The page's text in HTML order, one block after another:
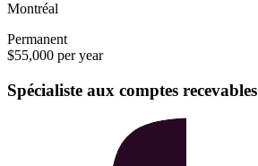
Montréal
Permanent
$55,000 per year
Spécialiste aux comptes recevables